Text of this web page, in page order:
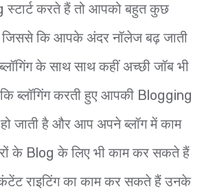
करते हैं तो आपको बहुत कुछ
जिससे कि आपके अंदर नॉलेज बढ़ जाती
के साथ साथ कहीं अच्छी जॉब भी
ब्लॉगिंग करती हुए आपकी Blogging
जाती है और आप अपने ब्लॉग में काम
के Blog के लिए भी काम कर सकते हैं
राइटिंग का काम कर सकते हैं उनके